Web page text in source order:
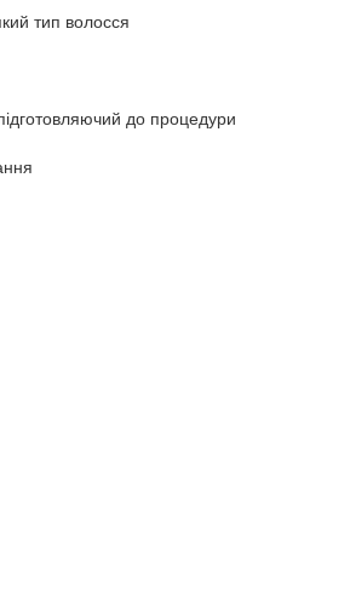
тип волосся
до процедури